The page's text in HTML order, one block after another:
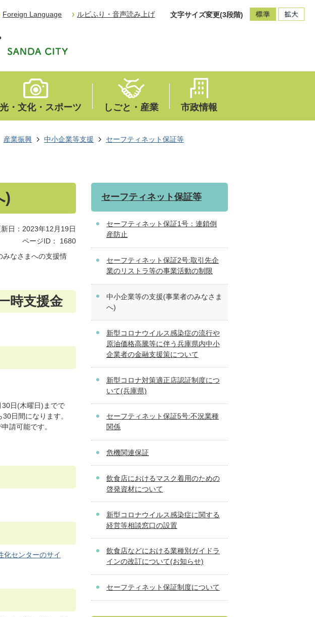
Foreign Language ルビふり・音声読み上げ 文字サイズ変更(3段階)
・文化・スポーツ しごと・産業 市政情報
産業振興 中小企業等支援
セーフティネット保証等
)
日：2023年12月19日
ページID：
1680
みなさまへの支援情
時支援金
30日(木曜日)までで
日間になります。
請可能です。
化センターのサイ
セーフティネット保証等
セーフティネット保証1号：連鎖倒
産防止
セーフティネット保証2号:取引先企
業のリストラ等の事業活動の制限
中小企業等の支援(事業者のみなさま
へ)
新型コロナウイルス感染症の流行や
原油価格高騰等に伴う兵庫県内中小
企業者の金融支援策について
新型コロナ対策適正店認証制度につ
いて(兵庫県)
セーフティネット保証5号:不況業種
関係
危機関連保証
飲食店におけるマスク着用のための
啓発資材について
新型コロナウイルス感染症に関する
経営等相談窓口の設置
飲食店などにおける業種別ガイドラ
インの改訂について(お知らせ)
セーフティネット保証制度について